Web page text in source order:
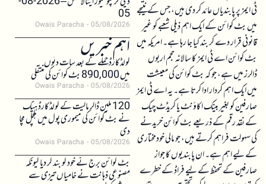
ٹی ایمز پر پابندیاں عائد کر دی ہیں، جس کے نتیجے
میں بٹ کوائن کے ایک اہم ذیلی شعبے کو غیر
قانونی قرار دے کر بند کیا جا رہا ہے۔ امریکہ میں
بٹ کوائن اے ٹی ایمز کا سالانہ حجم اربوں
ڈالرز میں ہے، جو کہ بٹ کوائن کی معیشت
میں ایک اہم کردار ادا کرتا ہے۔ یہ اے ٹی ایمز
صارفین کو بغیر بینک اکاؤنٹ یا کریڈٹ چیک
کے نقد رقم کے ذریعے بٹ کوائن خریدنے
کی سہولت فراہم کرتے ہیں، جو مالی خودمختاری
کے لیے اہم ہے۔ ان پابندیوں کا جواز
صارفین کے تحفظ کے لیے فراڈ کے خطرے
05
Owais Paracha 05/08/2026
اہم خبریں
کولڈکارڈ حملے کے بعد سات دنوں
میں 890,000 بٹ کوائن کی منتقلی
Owais Paracha 05/08/2026
120 ملین ڈالر مالیت کے کولڈکارڈ ہیک
نے بٹ کوائن کی میموری پول میں ہلچل مچا
دی
Owais Paracha 05/08/2026
بٹ کوائن برج نے خود کو بند کر دیا کیونکہ
مصنوعی ذہانت نے خامیاں تیزی سے